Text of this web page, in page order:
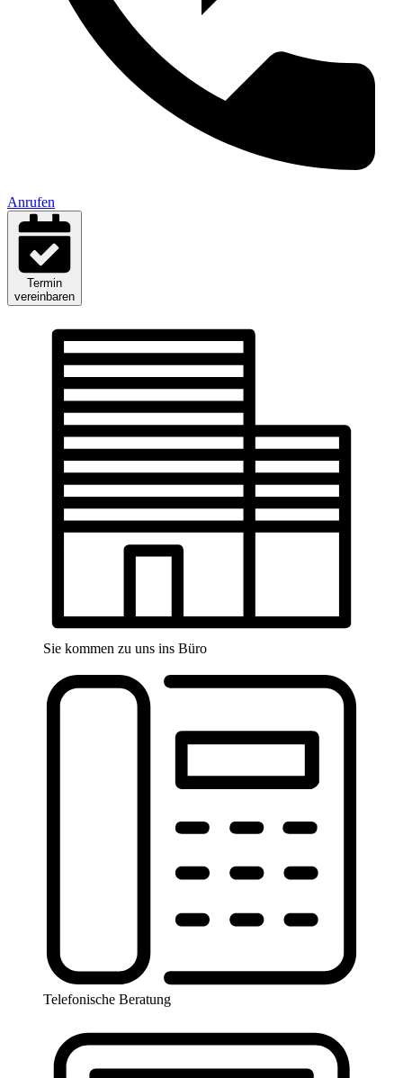
Anrufen
Termin
vereinbaren
Sie kommen zu uns ins Büro
Telefonische Beratung